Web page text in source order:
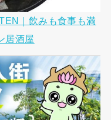
｜飲みも食事も満
居酒屋